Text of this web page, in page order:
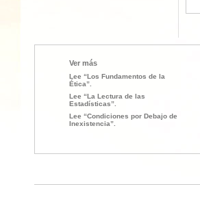
Ver más
Lee “Los Fundamentos de la
Ética”.
Lee “La Lectura de las
Estadísticas”.
Lee “Condiciones por Debajo de
Inexistencia”.